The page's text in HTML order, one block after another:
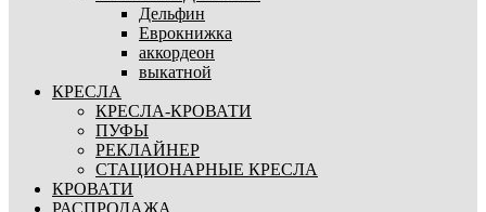
Дельфин
Еврокнижка
аккордеон
выкатной
КРЕСЛА
КРЕСЛА-КРОВАТИ
ПУФЫ
РЕКЛАЙНЕР
СТАЦИОНАРНЫЕ КРЕСЛА
КРОВАТИ
РАСПРОДАЖА